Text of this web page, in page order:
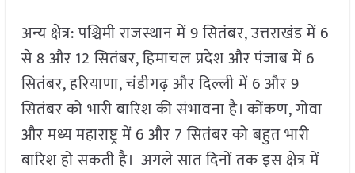
अन्य क्षेत्र: पश्चिमी राजस्थान में 9 सितंबर, उत्तराखंड में 6
से 8 और 12 सितंबर, हिमाचल प्रदेश और पंजाब में 6
सितंबर, हरियाणा, चंडीगढ़ और दिल्ली में 6 और 9
सितंबर को भारी बारिश की संभावना है। कोंकण, गोवा
और मध्य महाराष्ट्र में 6 और 7 सितंबर को बहुत भारी
बारिश हो सकती है। अगले सात दिनों तक इस क्षेत्र में